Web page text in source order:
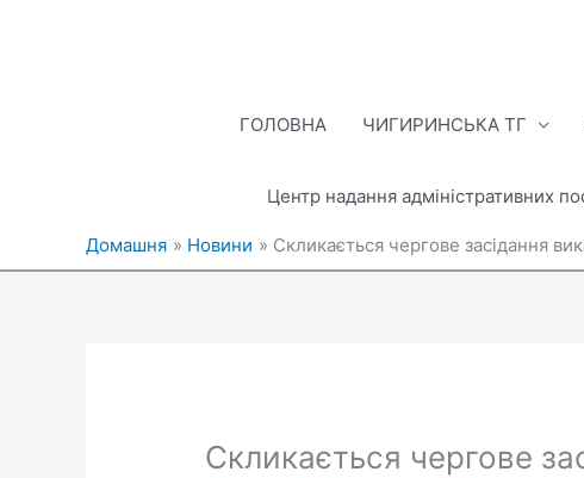
ГОЛОВНА ЧИГИРИНСЬКА ТГ
Центр надання адміністративних
Домашня Новини Скликається чергове засідання
Скликається чергове